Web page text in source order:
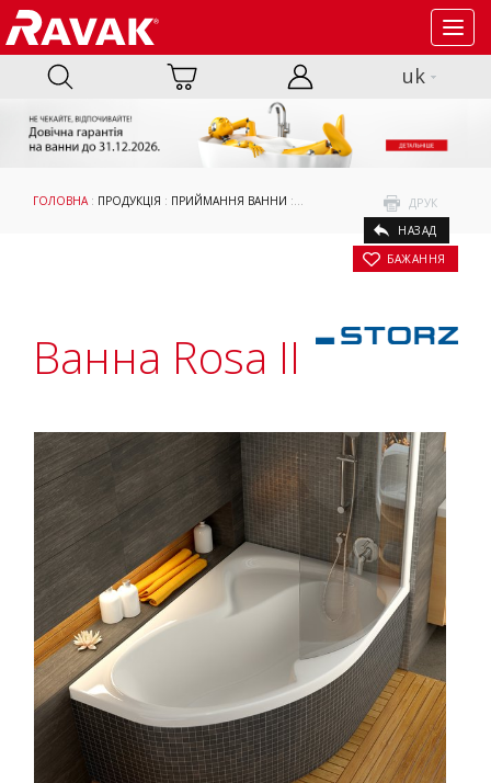
uk
ДРУК
НАЗАД
БАЖАННЯ
ГОЛОВНА : ПРОДУКЦІЯ : ПРИЙМАННЯ ВАННИ : АСИМЕТРИЧНІ ВАННИ
Ванна Rosa II